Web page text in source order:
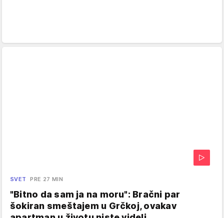
SVET PRE 27 MIN
"Bitno da sam ja na moru": Bračni par
šokiran smeštajem u Grčkoj, ovakav